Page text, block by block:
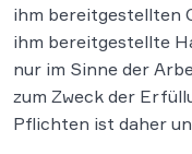
ihm bereitgestellten
ihm bereitgestellte
nur im Sinne der
zum Zweck der
Pflichten ist daher